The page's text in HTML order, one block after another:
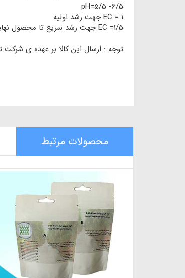
6/5- 5/5=pH
1 = EC جهت رشد اوليه
1/5= EC جهت رشد سريع تا محصول نهايي
توجه : ارسال این کالا بر عهده ی
محصولات مرتبط